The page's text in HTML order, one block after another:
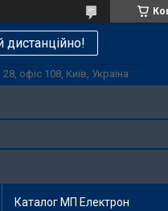
дистанційно!
офіс 108, Київ, Україна
Каталог МП Електрон